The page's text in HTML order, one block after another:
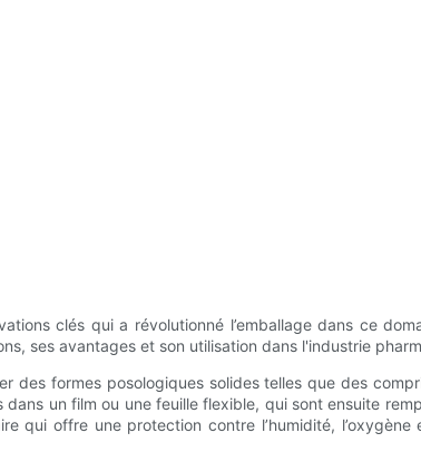
clés qui a révolutionné l’emballage dans ce
ses avantages et son utilisation dans l'industrie
des formes posologiques solides telles que des
un film ou une feuille flexible, qui sont ensuite
qui offre une protection contre l’humidité,